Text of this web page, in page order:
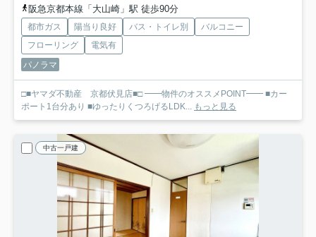
阪急京都本線「大山崎」駅 徒歩90分
都市ガス 陽当り良好 バス・トイレ別
バルコニー
フローリング
電気有
パノラマ
□■ヤマダ不動産 京都伏見店■□ ━━物件のオススメPOINT━━ ■カー
ポート1台分あり ■ゆったりくつろげるLDK... もっと見る
中古一戸建